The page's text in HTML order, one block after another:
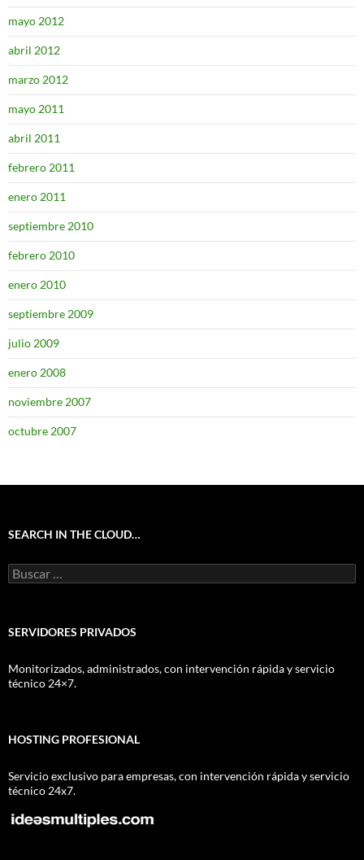
mayo 2012
abril 2012
marzo 2012
mayo 2011
abril 2011
febrero 2011
enero 2011
septiembre 2010
febrero 2010
enero 2010
septiembre 2009
julio 2009
enero 2008
noviembre 2007
octubre 2007
SEARCH IN THE CLOUD…
Buscar:
SERVIDORES PRIVADOS
Monitorizados, administrados, con intervención rápida y servicio
técnico 24×7.
HOSTING PROFESIONAL
Servicio exclusivo para empresas, con intervención rápida y servicio
técnico 24x7.